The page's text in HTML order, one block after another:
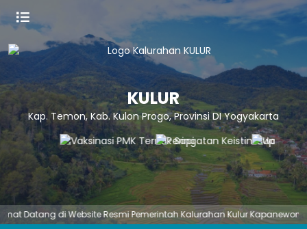
KULUR
Kap. Temon, Kab. Kulon Progo, Provinsi DI Yogyakarta
di Website Resmi Pemerintah Kalurahan Kulur Kapanewon